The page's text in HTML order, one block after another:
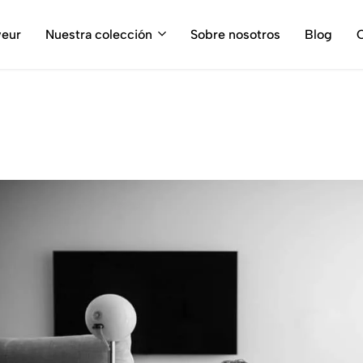
Nuestra colección Sobre nosotros Blog